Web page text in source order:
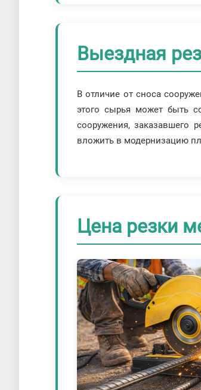
Выездная
В отличие от сноса
этого сырья может быть
сооружения, заказавшего
вложить в модернизацию
Цена резки